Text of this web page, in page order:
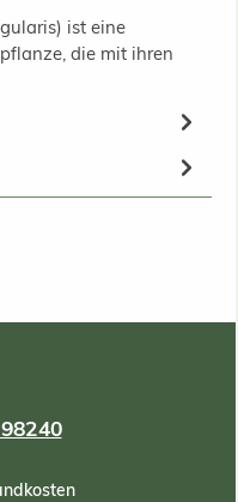
ist eine
die mit ihren